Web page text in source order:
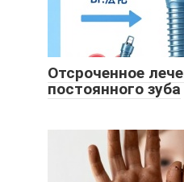
Отсроченное
постоянного зуба